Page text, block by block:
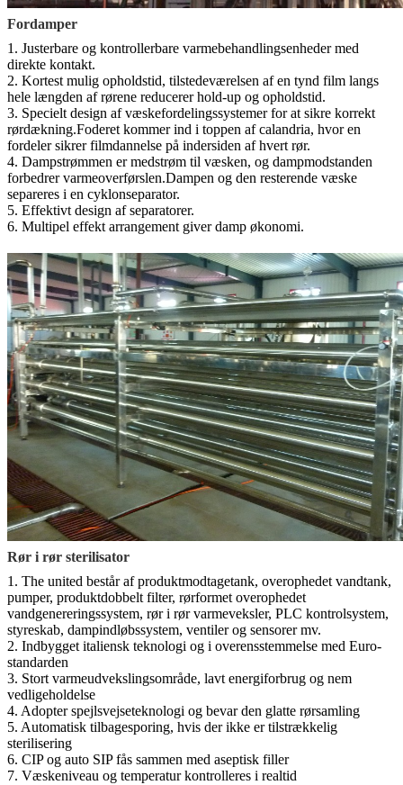
Fordamper
1. Justerbare og kontrollerbare varmebehandlingsenheder med
direkte kontakt.
2. Kortest mulig opholdstid, tilstedeværelsen af ​​en tynd film langs
hele længden af ​​rørene reducerer hold-up og opholdstid.
3. Specielt design af væskefordelingssystemer for at sikre korrekt
rørdækning.Foderet kommer ind i toppen af ​​calandria, hvor en
fordeler sikrer filmdannelse på indersiden af ​​hvert rør.
4. Dampstrømmen er medstrøm til væsken, og dampmodstanden
forbedrer varmeoverførslen.Dampen og den resterende væske
separeres i en cyklonseparator.
5. Effektivt design af separatorer.
6. Multipel effekt arrangement giver damp økonomi.
Rør i rør sterilisator
1. The united består af produktmodtagetank, overophedet vandtank,
pumper, produktdobbelt filter, rørformet overophedet
vandgenereringssystem, rør i rør varmeveksler, PLC kontrolsystem,
styreskab, dampindløbssystem, ventiler og sensorer mv.
2. Indbygget italiensk teknologi og i overensstemmelse med Euro-
standarden
3. Stort varmeudvekslingsområde, lavt energiforbrug og nem
vedligeholdelse
4. Adopter spejlsvejseteknologi og bevar den glatte rørsamling
5. Automatisk tilbagesporing, hvis der ikke er tilstrækkelig
sterilisering
6. CIP og auto SIP fås sammen med aseptisk filler
7. Væskeniveau og temperatur kontrolleres i realtid